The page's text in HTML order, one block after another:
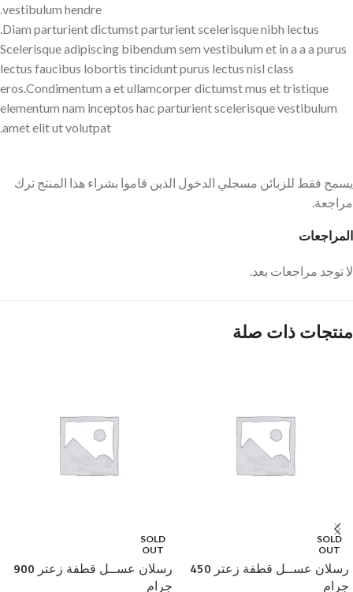
vestibulum hendre.
Diam parturient dictumst parturient scelerisque nibh lectus.
Scelerisque adipiscing bibendum sem vestibulum et in a a a purus
lectus faucibus lobortis tincidunt purus lectus nisl class
eros.Condimentum a et ullamcorper dictumst mus et tristique
elementum nam inceptos hac parturient scelerisque vestibulum
amet elit ut volutpat.
المراجعات
لا توجد مراجعات بعد.
يسمح فقط للزبائن مسجلي الدخول الذين قاموا بشراء هذا المنتج ترك
مراجعة.
منتجات ذات صلة
SOLD
OUT
رسلان عســل قطفة زعتر 450
جرام
SOLD
OUT
رسلان عســل قطفة زعتر 900
جرام